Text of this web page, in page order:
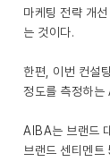
마케팅 전략 개
는 것이다.
한편, 이번 컨설
정도를 측정하는
AIBA는 브랜드
브랜드 센티멘